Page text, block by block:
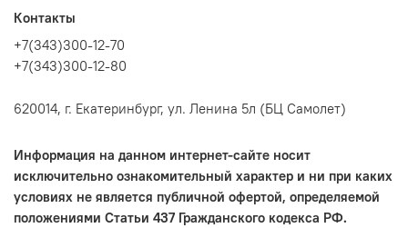
Контакты
+7(343)300-12-70
+7(343)300-12-80
620014, г. Екатеринбург, ул. Ленина 5л (БЦ Самолет)
Информация на данном интернет-сайте носит
исключительно ознакомительный характер и ни при каких
условиях не является публичной офертой, определяемой
положениями Статьи 437 Гражданского кодекса РФ.